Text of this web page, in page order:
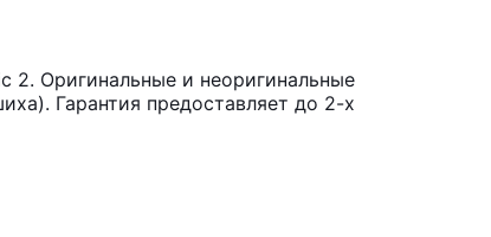
2. Оригинальные и неоригинальные
Гарантия предоставляет до 2-х